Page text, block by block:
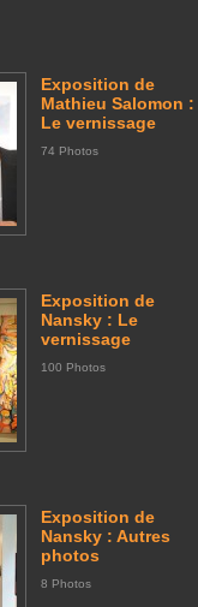
Exposition de
Mathieu Salomon :
Le vernissage
74 Photos
Exposition de
Nansky : Le
vernissage
100 Photos
Exposition de
Nansky : Autres
photos
8 Photos